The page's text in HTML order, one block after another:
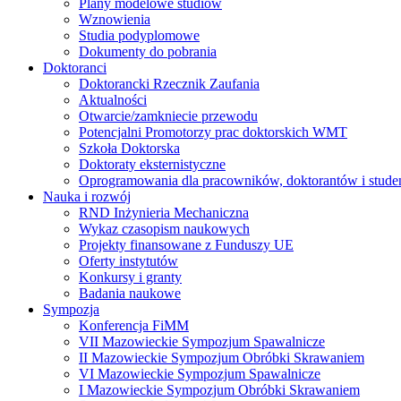
Plany modelowe studiów
Wznowienia
Studia podyplomowe
Dokumenty do pobrania
Doktoranci
Doktorancki Rzecznik Zaufania
Aktualności
Otwarcie/zamkniecie przewodu
Potencjalni Promotorzy prac doktorskich WMT
Szkoła Doktorska
Doktoraty eksternistyczne
Oprogramowania dla pracowników, doktorantów i
Nauka i rozwój
RND Inżynieria Mechaniczna
Wykaz czasopism naukowych
Projekty finansowane z Funduszy UE
Oferty instytutów
Konkursy i granty
Badania naukowe
Sympozja
Konferencja FiMM
VII Mazowieckie Sympozjum Spawalnicze
II Mazowieckie Sympozjum Obróbki Skrawaniem
VI Mazowieckie Sympozjum Spawalnicze
I Mazowieckie Sympozjum Obróbki Skrawaniem